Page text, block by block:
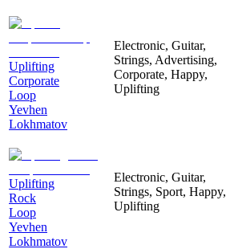
Uplifting
Corporate
Loop
Yevhen
Lokhmatov
Electronic, Guitar,
Strings, Advertising,
Corporate, Happy,
Uplifting
Uplifting
Rock
Loop
Yevhen
Lokhmatov
Electronic, Guitar,
Strings, Sport, Happy,
Uplifting